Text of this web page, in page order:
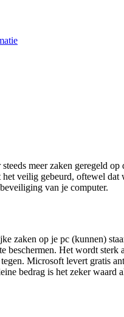
meer zaken geregeld
veilig gebeurd, oftewel dat
van je computer.
zaken op je pc (kunnen)
beschermen. Het wordt sterk
Microsoft levert gratis
bedrag is het zeker